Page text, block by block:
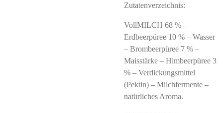
Zutatenverzeichnis:
VollMILCH 68 % –
Erdbeerpüree 10 % – Wasser
– Brombeerpüree 7 % –
Maisstärke – Himbeerpüree 3
% – Verdickungsmittel
(Pektin) – Milchfermente –
natürliches Aroma.